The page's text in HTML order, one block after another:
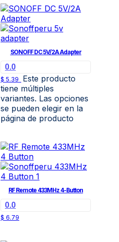
SONOFF DC 5V/2A Adapter
0.0
$ 5.39
Este producto
tiene múltiples
variantes. Las opciones
se pueden elegir en la
página de producto
RF Remote 433MHz 4-Button
0.0
$ 6.79